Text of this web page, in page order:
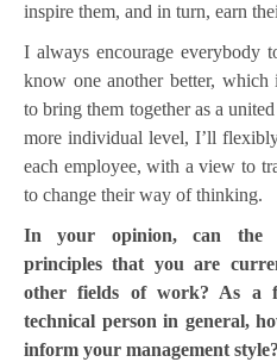
inspire them, and in turn, earn
I always encourage everybody
know one another better, which
to bring them together as a
more individual level, I’ll
each employee, with a view to
to change their way of thinking.
In your opinion, can the
principles that you are
other fields of work? As a
technical person in general,
inform your management style?